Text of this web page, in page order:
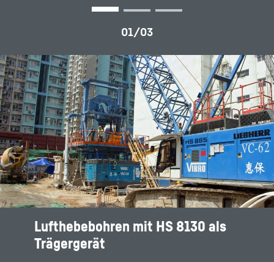
Lufthebebohren mit HS 8130 als
Trägergerät
Landgewinnung in Hongkong
mittels RCD-Bohrungen